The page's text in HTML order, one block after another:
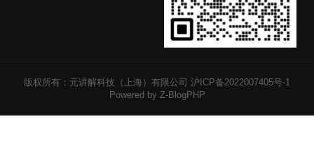
版权所有：元讲解科技（上海）有限公司 沪ICP备2022007405号-1
Powered by Z-BlogPHP